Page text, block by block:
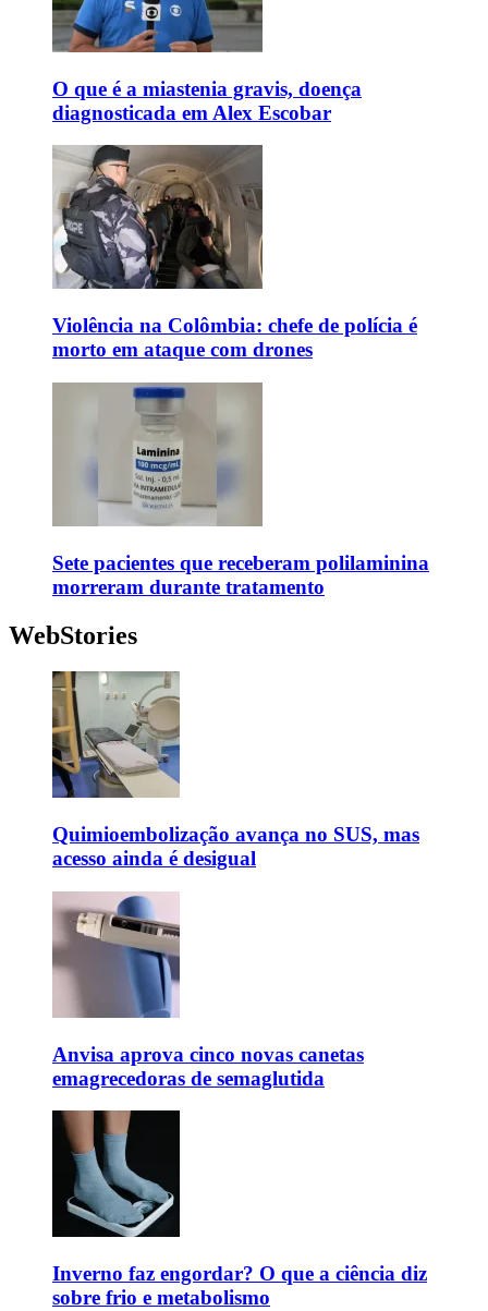
O que é a miastenia gravis, doença
diagnosticada em Alex Escobar
Violência na Colômbia: chefe de polícia é
morto em ataque com drones
Sete pacientes que receberam polilaminina
morreram durante tratamento
WebStories
Quimioembolização avança no SUS, mas
acesso ainda é desigual
Anvisa aprova cinco novas canetas
emagrecedoras de semaglutida
Inverno faz engordar? O que a ciência diz
sobre frio e metabolismo